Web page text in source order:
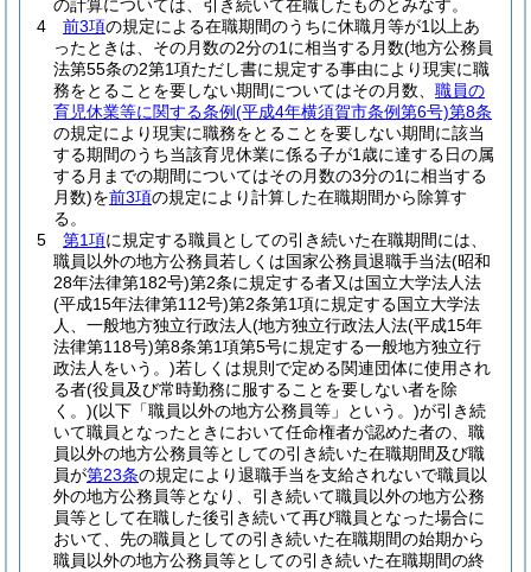
の計算については、引き続いて在職したものとみなす。
4
前3項の規定による在職期間のうちに休職月等が1以上あ
ったときは、その月数の2分の1に相当する月数(地方公務員
法第55条の2第1項ただし書に規定する事由により現実に職
務をとることを要しない期間についてはその月数、 職員の
育児休業等に関する条例(平成4年横須賀市条例第6号)第8条
の規定により現実に職務をとることを要しない期間に該当
する期間のうち当該育児休業に係る子が1歳に達する日の属
する月までの期間についてはその月数の3分の1に相当する
月数)を前3項の規定により計算した在職期間から除算す
る。
5
第1項に規定する職員としての引き続いた在職期間には、
職員以外の地方公務員若しくは国家公務員退職手当法(昭和
28年法律第182号)第2条に規定する者又は国立大学法人法
(平成15年法律第112号)第2条第1項に規定する国立大学法
人、一般地方独立行政法人(地方独立行政法人法(平成15年
法律第118号)第8条第1項第5号に規定する一般地方独立行
政法人をいう。)若しくは規則で定める関連団体に使用され
る者(役員及び常時勤務に服することを要しない者を除
く。)(以下「職員以外の地方公務員等」という。)が引き続
いて職員となったときにおいて任命権者が認めた者の、職
員以外の地方公務員等としての引き続いた在職期間及び職
員が第23条の規定により退職手当を支給されないで職員以
外の地方公務員等となり、引き続いて職員以外の地方公務
員等として在職した後引き続いて再び職員となった場合に
おいて、先の職員としての引き続いた在職期間の始期から
職員以外の地方公務員等としての引き続いた在職期間の終